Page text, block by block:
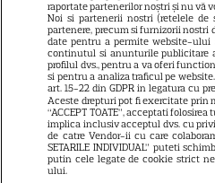
s-a
raportate partenerilor noștri și nu vă
Noi si partenerii nostri (retelele de
partenere, precum si furnizorii nostri
date pentru a permite website-ului
continutul si anunturile publicitare
profilul dvs., pentru a va oferi
si pentru a analiza traficul pe
art. 15-22 din GDPR in legatura cu
Aceste drepturi pot fi exercitate prin
“ACCEPT TOATE”, acceptati
implica inclusiv acceptul dvs. cu
de catre Vendor-ii cu care
SETARILE INDIVIDUAL” puteti
putin cele legate de cookie strict
ului.